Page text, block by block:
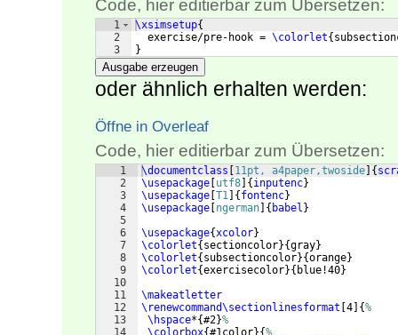
Code, hier editierbar zum Übersetzen:
1
2
3
\xsimsetup{
  exercise/pre-hook =
\colorlet{
}
Ausgabe erzeugen
oder ähnlich erhalten werden:
Öffne in Overleaf
Code, hier editierbar zum Übersetzen:
1
2
3
4
5
6
7
8
9
10
11
12
13
\documentclass 11pt, a4paper,twoside {
\usepackage utf8 { inputenc}
\usepackage T1 { fontenc}
\usepackage ngerman { babel }
\usepackage{xcolor}
\colorlet{ sectioncolor}{gray}
\colorlet{ subsectioncolor}{orange}
\colorlet{exercisecolor}{ blue!40}
\makeatletter
\renewcommand\sectionlinesformat 4 {%
\hspace*{#2}%